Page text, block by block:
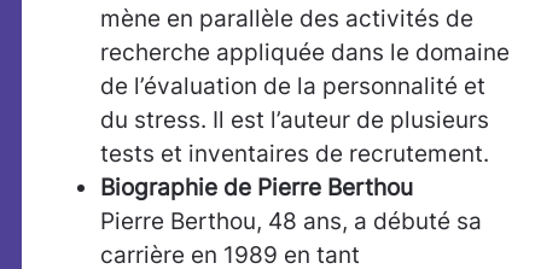
mène en parallèle des activités de
recherche appliquée dans le domaine
de l’évaluation de la personnalité et
du stress. Il est l’auteur de plusieurs
tests et inventaires de recrutement.
Biographie de Pierre Berthou
Pierre Berthou, 48 ans, a débuté sa
carrière en 1989 en tant